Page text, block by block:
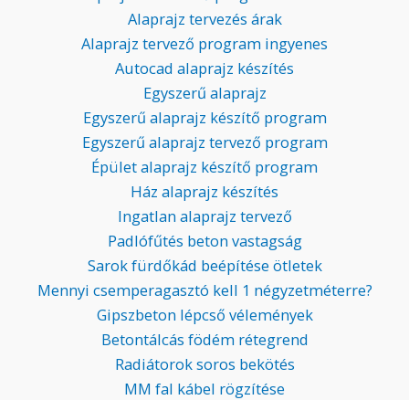
Alaprajz tervezés árak
Alaprajz tervező program ingyenes
Autocad alaprajz készítés
Egyszerű alaprajz
Egyszerű alaprajz készítő program
Egyszerű alaprajz tervező program
Épület alaprajz készítő program
Ház alaprajz készítés
Ingatlan alaprajz tervező
Padlófűtés beton vastagság
Sarok fürdőkád beépítése ötletek
Mennyi csemperagasztó kell 1 négyzetméterre?
Gipszbeton lépcső vélemények
Betontálcás födém rétegrend
Radiátorok soros bekötés
MM fal kábel rögzítése